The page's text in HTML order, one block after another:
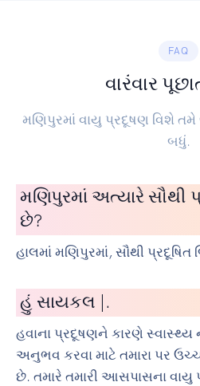
FAQ
વારંવાર
મણિપુરમાં વાયુ પ્રદૂષણ વિશે
બધું.
મણિપુરમાં અત્યારે સૌથી
છે?
હાલમાં મણિપુરમાં, સૌથી પ્રદૂષિત
હું સાયકલ ચલાવનાર
હવાના પ્રદૂષણને કારણે સ્વાસ્થ્ય
અનુભવ કરવા માટે તમારા પર
છે. તમારે તમારી આસપાસના વાયુ